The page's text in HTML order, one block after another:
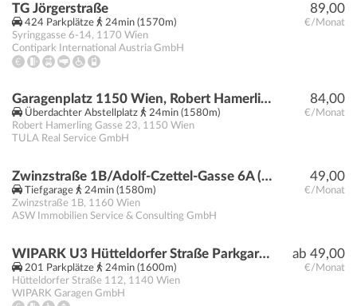
89,00
€/Monat
TG Jörgerstraße
424 Parkplätze
24min (1570m)
Syringgasse 6-14, 1170 Wien
Contipark International Austria GmbH
84,00
€/Monat
Garagenplatz 1150 Wien, Robert Hamerling Gasse 23
Überdachter Abstellplatz
24min (1580m)
Robert Hamerling Gasse 23, 1150 Wien
TULA Real Service GmbH
49,00
€/Monat
Zwinzstraße 1B/Adolf-Czettel-Gasse 6A (U3 Kendlerstraße)
Tiefgarage
24min (1580m)
Zwinzstraße 1B, 1160 Wien
ASW Immobilien Service & Consulting GmbH
ab 49,00
€/Monat
WIPARK U3 Hütteldorfer Straße Parkgarage
201 Parkplätze
24min (1600m)
Hütteldorfer Straße 112, 1140 Wien
WIPARK Garagen GmbH